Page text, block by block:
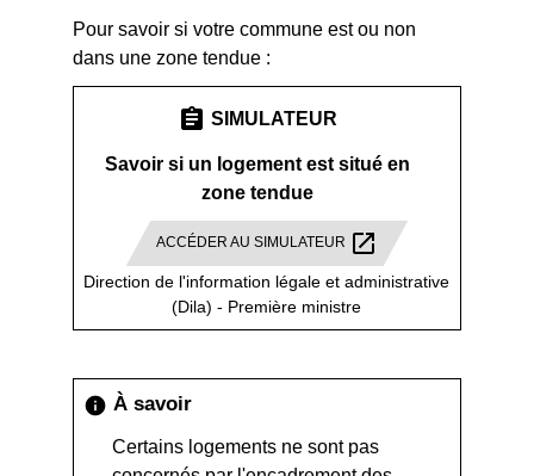
Pour savoir si votre commune est ou non
dans une zone tendue :
assignment SIMULATEUR
Savoir si un logement est situé en
zone tendue
ACCÉDER AU SIMULATEUR open_in_new
Direction de l'information légale et administrative
(Dila) - Première ministre
info À savoir
Certains logements ne sont pas